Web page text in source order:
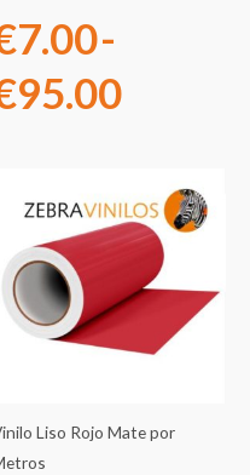
7.00-
95.00
Liso Rojo Mate por
Rango
de
desde
€7.00